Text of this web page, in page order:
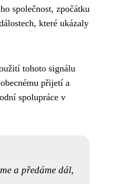
společnost, zpočátku
které ukázaly
tohoto signálu
přijetí a
spolupráce v
a předáme dál,